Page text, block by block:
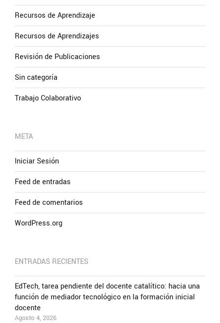
Recursos de Aprendizaje
Recursos de Aprendizajes
Revisión de Publicaciones
Sin categoría
Trabajo Colaborativo
META
Iniciar Sesión
Feed de entradas
Feed de comentarios
WordPress.org
ENTRADAS RECIENTES
EdTech, tarea pendiente del docente catalítico: hacia una
función de mediador tecnológico en la formación inicial
docente
Agosto 4, 2026